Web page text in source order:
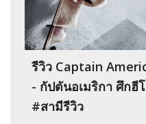
รีวิว Captain
- กัปตันอเมริกา ศึกฮี
#สามีรีวิว